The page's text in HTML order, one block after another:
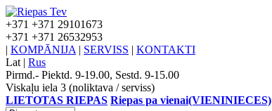
+371 +371 29101673
+371 +371 26532953
| KOMPĀNIJA | SERVISS | KONTAKTI
Lat | Rus
Pirmd.- Piektd. 9-19.00, Sestd. 9-15.00
Viskaļu iela 3 (noliktava / serviss)
LIETOTAS RIEPAS Riepas pa vienai(VIENINIECES)